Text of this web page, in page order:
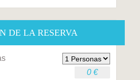
DE LA RESERVA
0 €